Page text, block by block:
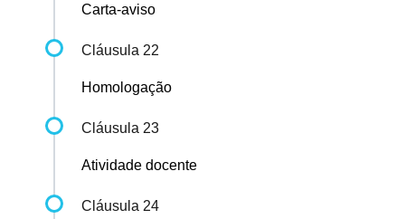
Carta-aviso
Cláusula 22
Homologação
Cláusula 23
Atividade docente
Cláusula 24